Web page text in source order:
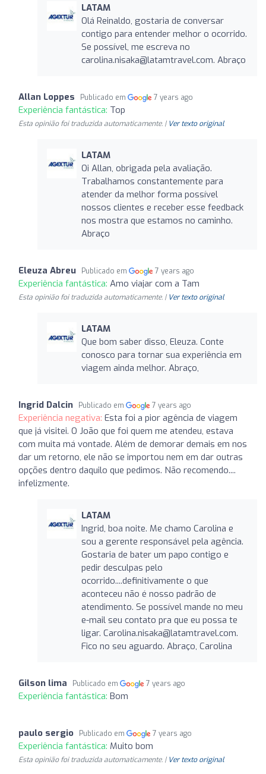
LATAM
Olá Reinaldo, gostaria de conversar
contigo para entender melhor o ocorrido.
Se possível, me escreva no
carolina.nisaka@latamtravel.com. Abraço
Allan Loppes Publicado em 7 years ago
Experiência fantástica: Top
Esta opinião foi traduzida automaticamente. | Ver texto original
LATAM
Oi Allan, obrigada pela avaliação.
Trabalhamos constantemente para
atender da melhor forma possível
nossos clientes e receber esse feedback
nos mostra que estamos no caminho.
Abraço
Eleuza Abreu Publicado em 7 years ago
Experiência fantástica: Amo viajar com a Tam
Esta opinião foi traduzida automaticamente. | Ver texto original
LATAM
Que bom saber disso, Eleuza. Conte
conosco para tornar sua experiência em
viagem ainda melhor. Abraço,
Ingrid Dalcin Publicado em 7 years ago
Experiência negativa: Esta foi a pior agência de viagem
que já visitei. O João que foi quem me atendeu, estava
com muita má vontade. Além de demorar demais em nos
dar um retorno, ele não se importou nem em dar outras
opções dentro daquilo que pedimos. Não recomendo....
infelizmente.
LATAM
Ingrid, boa noite. Me chamo Carolina e
sou a gerente responsável pela agência.
Gostaria de bater um papo contigo e
pedir desculpas pelo
ocorrido....definitivamente o que
aconteceu não é nosso padrão de
atendimento. Se possível mande no meu
e-mail seu contato pra que eu possa te
ligar. Carolina.nisaka@latamtravel.com.
Fico no seu aguardo. Abraço, Carolina
Gilson lima Publicado em 7 years ago
Experiência fantástica: Bom
paulo sergio Publicado em 7 years ago
Experiência fantástica: Muito bom
Esta opinião foi traduzida automaticamente. | Ver texto original